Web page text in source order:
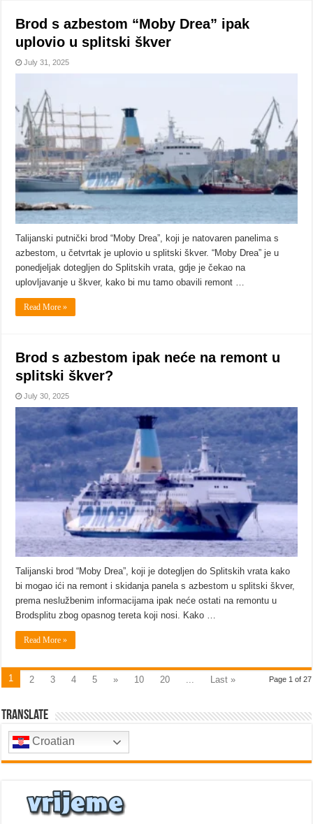
Brod s azbestom “Moby Drea” ipak
uplovio u splitski škver
July 31, 2025
Talijanski putnički brod “Moby Drea”, koji je natovaren panelima s
azbestom, u četvrtak je uplovio u splitski škver. “Moby Drea” je u
ponedjeljak dotegljen do Splitskih vrata, gdje je čekao na
uplovljavanje u škver, kako bi mu tamo obavili remont …
Read More »
Brod s azbestom ipak neće na remont u
splitski škver?
July 30, 2025
Talijanski brod “Moby Drea”, koji je dotegljen do Splitskih vrata kako
bi mogao ići na remont i skidanja panela s azbestom u splitski škver,
prema neslužbenim informacijama ipak neće ostati na remontu u
Brodsplitu zbog opasnog tereta koji nosi. Kako …
Read More »
Page 1 of 27
1 2 3 4 5 » 10 20 ... Last »
Translate
Croatian